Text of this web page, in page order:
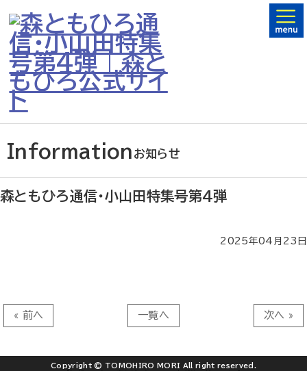
Information お知らせ
森ともひろ通信・小山田特集号第4弾
2025年04月23日
« 前へ 一覧へ 次へ »
Copyright © TOMOHIRO MORI All right reserved.